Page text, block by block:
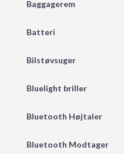
Baggagerem
Batteri
Bilstøvsuger
Bluelight briller
Bluetooth Højtaler
Bluetooth Modtager